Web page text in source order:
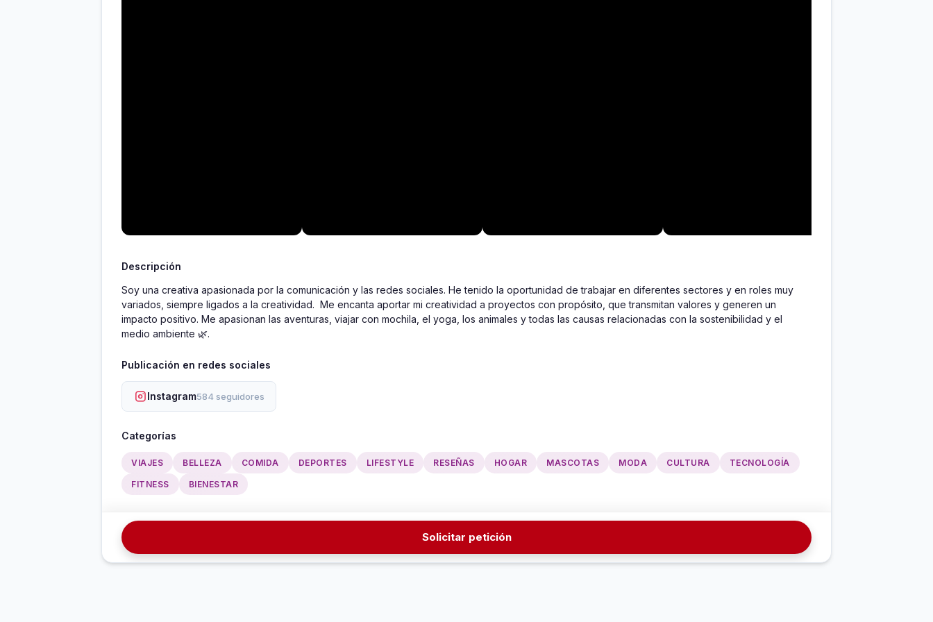
Descripción
Soy una creativa apasionada por la comunicación y las redes sociales. He tenido la oportunidad de trabajar en diferentes sectores y en roles muy
variados, siempre ligados a la creatividad.  Me encanta aportar mi creatividad a proyectos con propósito, que transmitan valores y generen un
impacto positivo. Me apasionan las aventuras, viajar con mochila, el yoga, los animales y todas las causas relacionadas con la sostenibilidad y el
medio ambiente 🌿.
Publicación en redes sociales
Instagram584 seguidores
Categorías
VIAJES BELLEZA COMIDA DEPORTES LIFESTYLE RESEÑAS HOGAR MASCOTAS MODA CULTURA TECNOLOGÍA
FITNESS BIENESTAR
Solicitar petición